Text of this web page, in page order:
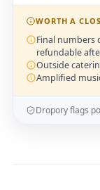
WORTH A
Final numbers
refundable
Outside
Amplified
Dropory flags